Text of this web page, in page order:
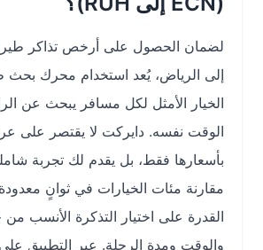
لضمان الحصول على أرخص تذاكر طيران من
إلى الرياض، يُعد استخدام محرك بحث
الخيار الأمثل لكل مسافر يبحث عن الراحة
الوقت نفسه. دايركت لا يقتصر على عرض
بأسعارها فقط، بل يقدم لك تجربة شاملة
مقارنة مئات الخيارات في ثوانٍ معدودة، مما
القدرة على اختيار التذكرة الأنسب من حيث